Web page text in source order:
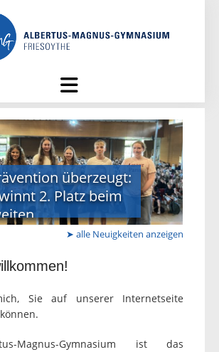
überzeugt:
2. Platz beim
➤ alle Neuigkeiten anzeigen
Sie auf unserer Internetseite
Magnus-Gymnasium ist das